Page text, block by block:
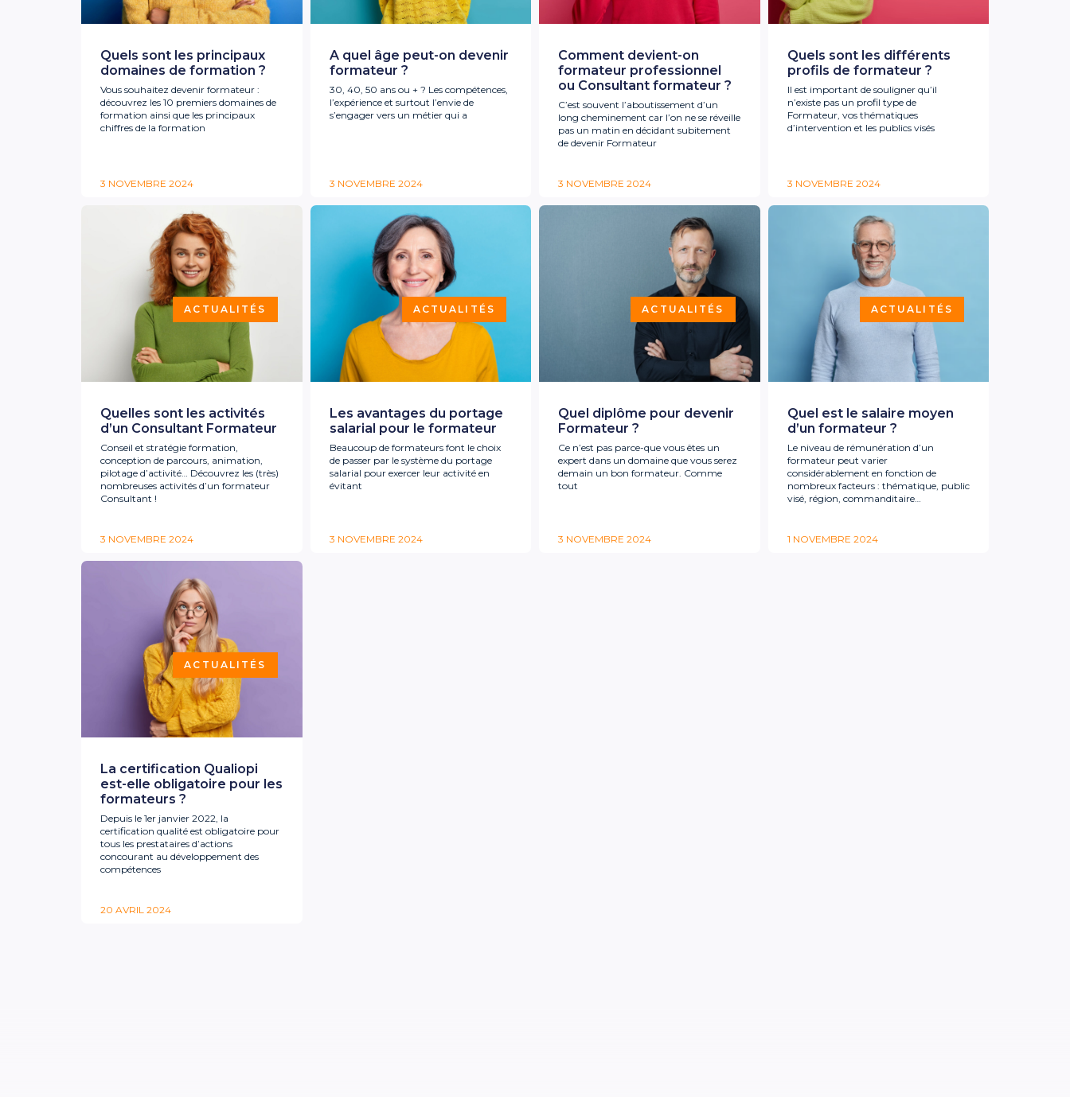
Quels sont les principaux
domaines de formation ?
Vous souhaitez devenir formateur :
découvrez les 10 premiers domaines de
formation ainsi que les principaux
chiffres de la formation
3 NOVEMBRE 2024
A quel âge peut-on devenir
formateur ?
30, 40, 50 ans ou + ? Les compétences,
l’expérience et surtout l’envie de
s’engager vers un métier qui a
3 NOVEMBRE 2024
Comment devient-on
formateur professionnel
ou Consultant formateur ?
C’est souvent l’aboutissement d’un
long cheminement car l’on ne se réveille
pas un matin en décidant subitement
de devenir Formateur
3 NOVEMBRE 2024
Quels sont les différents
profils de formateur ?
Il est important de souligner qu’il
n’existe pas un profil type de
Formateur, vos thématiques
d’intervention et les publics visés
3 NOVEMBRE 2024
ACTUALITÉS
Quelles sont les activités
d’un Consultant Formateur
Conseil et stratégie formation,
conception de parcours, animation,
pilotage d’activité… Découvrez les (très)
nombreuses activités d’un formateur
Consultant !
3 NOVEMBRE 2024
ACTUALITÉS
Les avantages du portage
salarial pour le formateur
Beaucoup de formateurs font le choix
de passer par le système du portage
salarial pour exercer leur activité en
évitant
3 NOVEMBRE 2024
ACTUALITÉS
Quel diplôme pour devenir
Formateur ?
Ce n’est pas parce-que vous êtes un
expert dans un domaine que vous serez
demain un bon formateur. Comme
tout
3 NOVEMBRE 2024
ACTUALITÉS
Quel est le salaire moyen
d’un formateur ?
Le niveau de rémunération d’un
formateur peut varier
considérablement en fonction de
nombreux facteurs : thématique, public
visé, région, commanditaire…
1 NOVEMBRE 2024
ACTUALITÉS
La certification Qualiopi
est-elle obligatoire pour les
formateurs ?
Depuis le 1er janvier 2022, la
certification qualité est obligatoire pour
tous les prestataires d’actions
concourant au développement des
compétences
20 AVRIL 2024